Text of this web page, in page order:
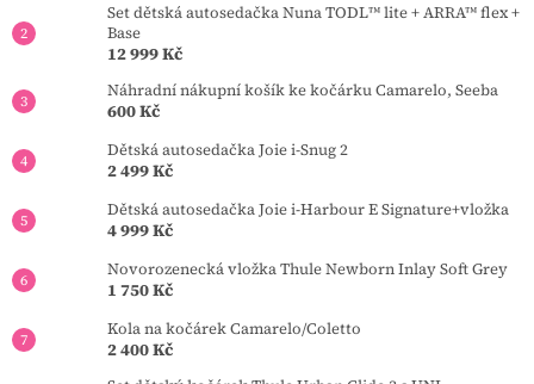
Set dětská autosedačka Nuna TODL™ lite + ARRA™ flex +
Base
12 999 Kč
Náhradní nákupní košík ke kočárku Camarelo, Seeba
600 Kč
Dětská autosedačka Joie i-Snug 2
2 499 Kč
Dětská autosedačka Joie i-Harbour E Signature+vložka
4 999 Kč
Novorozenecká vložka Thule Newborn Inlay Soft Grey
1 750 Kč
Kola na kočárek Camarelo/Coletto
2 400 Kč